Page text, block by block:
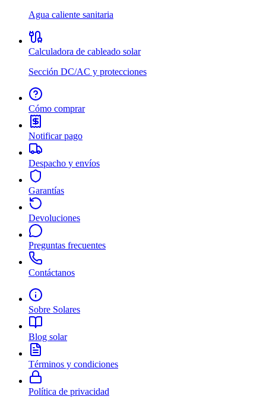
Agua caliente sanitaria
Calculadora de cableado solar
Sección DC/AC y protecciones
Cómo comprar
Notificar pago
Despacho y envíos
Garantías
Devoluciones
Preguntas frecuentes
Contáctanos
Sobre Solares
Blog solar
Términos y condiciones
Política de privacidad